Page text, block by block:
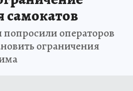
самокатов
попросили операторов
ограничения